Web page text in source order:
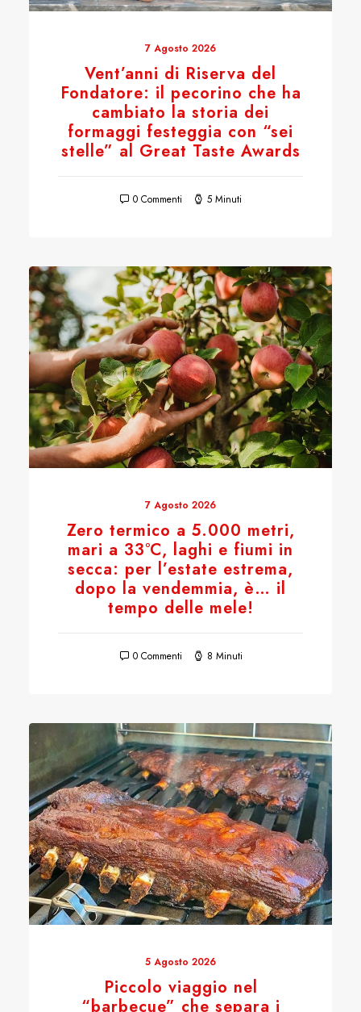
7 Agosto 2026
Vent’anni di Riserva del
Fondatore: il pecorino che ha
cambiato la storia dei
formaggi festeggia con “sei
stelle” al Great Taste Awards
0 Commenti 5 Minuti
7 Agosto 2026
Zero termico a 5.000 metri,
mari a 33°C, laghi e fiumi in
secca: per l’estate estrema,
dopo la vendemmia, è… il
tempo delle mele!
0 Commenti 8 Minuti
5 Agosto 2026
Piccolo viaggio nel
“barbecue” che separa i